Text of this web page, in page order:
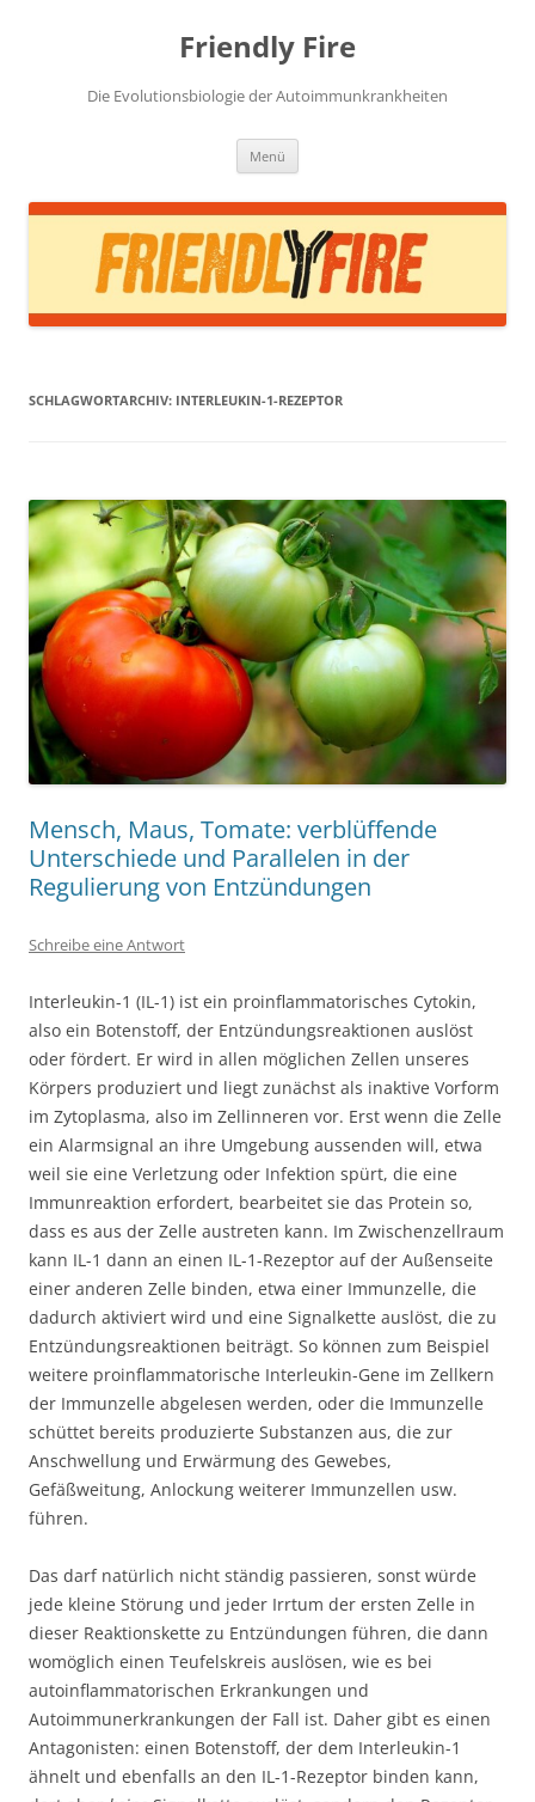
Friendly Fire
Die Evolutionsbiologie der Autoimmunkrankheiten
Menü
SCHLAGWORTARCHIV: INTERLEUKIN-1-REZEPTOR
Mensch, Maus, Tomate: verblüffende
Unterschiede und Parallelen in der
Regulierung von Entzündungen
Schreibe eine Antwort
Interleukin-1 (IL-1) ist ein proinflammatorisches Cytokin,
also ein Botenstoff, der Entzündungsreaktionen auslöst
oder fördert. Er wird in allen möglichen Zellen unseres
Körpers produziert und liegt zunächst als inaktive Vorform
im Zytoplasma, also im Zellinneren vor. Erst wenn die Zelle
ein Alarmsignal an ihre Umgebung aussenden will, etwa
weil sie eine Verletzung oder Infektion spürt, die eine
Immunreaktion erfordert, bearbeitet sie das Protein so,
dass es aus der Zelle austreten kann. Im Zwischenzellraum
kann IL-1 dann an einen IL-1-Rezeptor auf der Außenseite
einer anderen Zelle binden, etwa einer Immunzelle, die
dadurch aktiviert wird und eine Signalkette auslöst, die zu
Entzündungsreaktionen beiträgt. So können zum Beispiel
weitere proinflammatorische Interleukin-Gene im Zellkern
der Immunzelle abgelesen werden, oder die Immunzelle
schüttet bereits produzierte Substanzen aus, die zur
Anschwellung und Erwärmung des Gewebes,
Gefäßweitung, Anlockung weiterer Immunzellen usw.
führen.
Das darf natürlich nicht ständig passieren, sonst würde
jede kleine Störung und jeder Irrtum der ersten Zelle in
dieser Reaktionskette zu Entzündungen führen, die dann
womöglich einen Teufelskreis auslösen, wie es bei
autoinflammatorischen Erkrankungen und
Autoimmunerkrankungen der Fall ist. Daher gibt es einen
Antagonisten: einen Botenstoff, der dem Interleukin-1
ähnelt und ebenfalls an den IL-1-Rezeptor binden kann,